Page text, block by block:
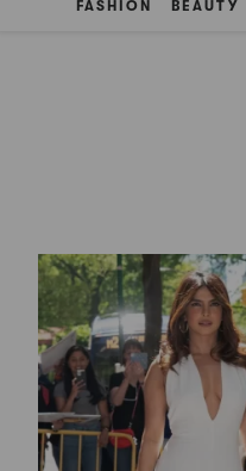
FASHION BEAUTY